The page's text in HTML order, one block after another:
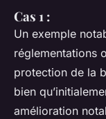
Cas 1 :
Un exemple
réglementations
protection de la
bien
amélioration